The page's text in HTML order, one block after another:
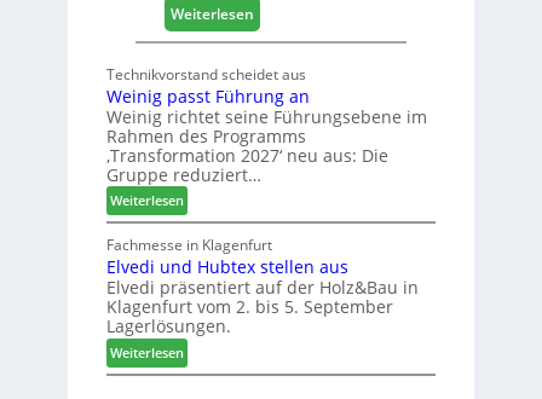
s
i
k
b
e
r
c
Weiterlesen:
E
g
e
r
:
a
b
i
l
e
e
Technikvorstand scheidet aus
Weinig passt Führung an
Weinig richtet seine Führungsebene im
Rahmen des Programms
‚Transformation 2027‘ neu aus: Die
Gruppe reduziert…
Weiterlesen:
W
e
i
n
i
g
p
a
Fachmesse in Klagenfurt
Elvedi und Hubtex stellen aus
Elvedi präsentiert auf der Holz&Bau in
Klagenfurt vom 2. bis 5. September
Lagerlösungen.
Weiterlesen:
E